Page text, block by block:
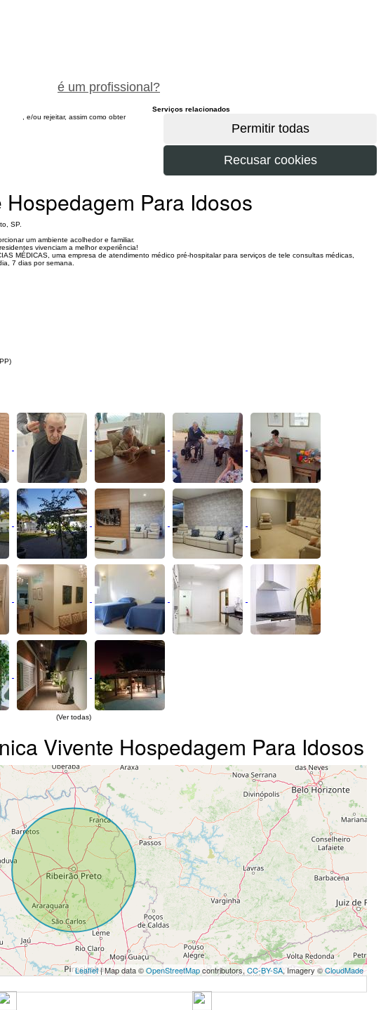
é um profissional?
, e/ou rejeitar, assim como obter
Para Idosos
SP.
um ambiente acolhedor e familiar.
vivenciam a melhor experiência!
MÉDICAS, uma empresa de atendimento médico pré-hospitalar para serviços de tele consultas médicas,
7 dias por semana.
(Ver todas)
Vivente Hospedagem Para Idosos
Leaflet| Map data ©OpenStreetMapcontributors, CC-BY-SA, Imagery ©CloudMade
Serviços relacionados